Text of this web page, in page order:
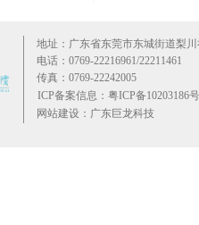
地址：广东省东莞市东城街道梨
电话：0769-22216961/22211461
传真：0769-22242005
ICP备案信息：粤ICP备10203186
网站建设：广东巨龙科技